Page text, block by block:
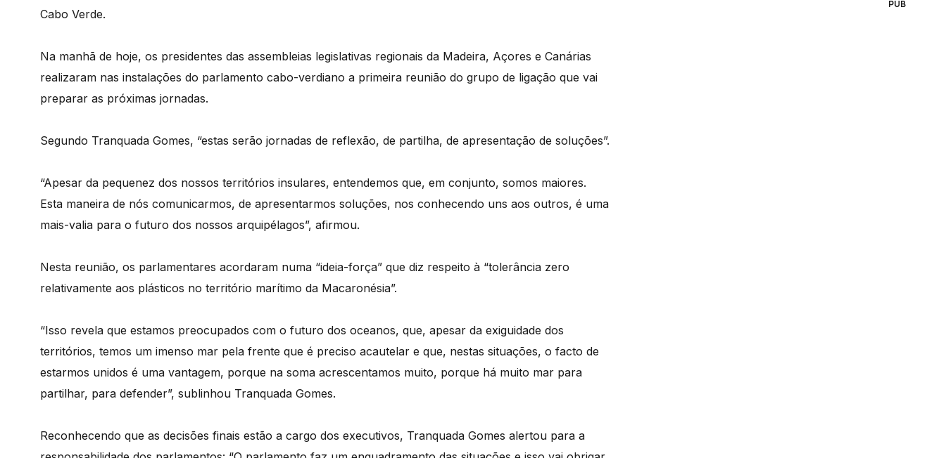
Cabo Verde.
Na manhã de hoje, os presidentes das assembleias legislativas regionais da Madeira, Açores e Canárias
realizaram nas instalações do parlamento cabo-verdiano a primeira reunião do grupo de ligação que vai
preparar as próximas jornadas.
Segundo Tranquada Gomes, “estas serão jornadas de reflexão, de partilha, de apresentação de soluções”.
“Apesar da pequenez dos nossos territórios insulares, entendemos que, em conjunto, somos maiores.
Esta maneira de nós comunicarmos, de apresentarmos soluções, nos conhecendo uns aos outros, é uma
mais-valia para o futuro dos nossos arquipélagos”, afirmou.
Nesta reunião, os parlamentares acordaram numa “ideia-força” que diz respeito à “tolerância zero
relativamente aos plásticos no território marítimo da Macaronésia”.
“Isso revela que estamos preocupados com o futuro dos oceanos, que, apesar da exiguidade dos
territórios, temos um imenso mar pela frente que é preciso acautelar e que, nestas situações, o facto de
estarmos unidos é uma vantagem, porque na soma acrescentamos muito, porque há muito mar para
partilhar, para defender”, sublinhou Tranquada Gomes.
Reconhecendo que as decisões finais estão a cargo dos executivos, Tranquada Gomes alertou para a
PUB